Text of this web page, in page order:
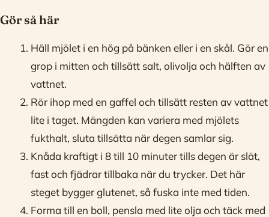
Gör så här
Häll mjölet i en hög på bänken eller i en skål. Gör en
grop i mitten och tillsätt salt, olivolja och hälften av
vattnet.
Rör ihop med en gaffel och tillsätt resten av vattnet
lite i taget. Mängden kan variera med mjölets
fukthalt, sluta tillsätta när degen samlar sig.
Knåda kraftigt i 8 till 10 minuter tills degen är slät,
fast och fjädrar tillbaka när du trycker. Det här
steget bygger glutenet, så fuska inte med tiden.
Forma till en boll, pensla med lite olja och täck med